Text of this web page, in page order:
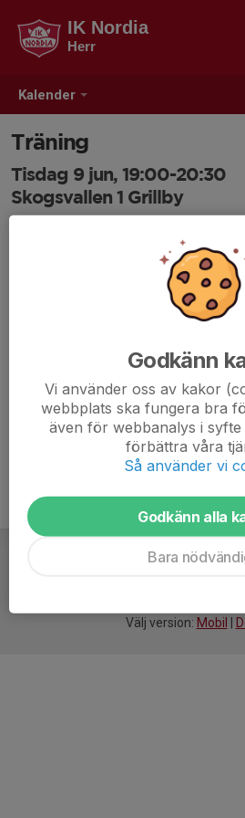
Kalender
IK Nordia
Herr
Träning
Tisdag 9 jun, 19:00-20:30
Skogsvallen 1 Grillby
Välj version: Mobil
Godkänn
Vi använder oss av kakor
webbplats ska fungera bra
även för webbanalys i
förbättra våra
Så använder vi
Godkänn alla
Bara